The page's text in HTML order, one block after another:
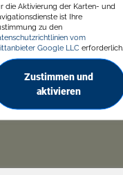
die Aktivierung der Karten- und
ist Ihre
zu den
vom
Google LLC erforderlich.
Zustimmen und
aktivieren